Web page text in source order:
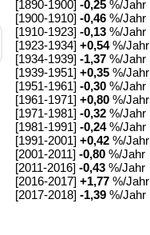
[1890-1900]-0,25 %/Jahr
[1900-1910]-0,46 %/Jahr
[1910-1923]-0,13 %/Jahr
[1923-1934]+0,54%/Jahr
[1934-1939]-1,37 %/Jahr
[1939-1951]+0,35 %/Jahr
[1951-1961]-0,30 %/Jahr
[1961-1971]+0,80 %/Jahr
[1971-1981]-0,32 %/Jahr
[1981-1991]-0,24%/Jahr
[1991-2001]+0,42 %/Jahr
[2001-2011]-0,80 %/Jahr
[2011-2016]-0,43 %/Jahr
[2016-2017]+1,77 %/Jahr
[2017-2018]-1,39 %/Jahr